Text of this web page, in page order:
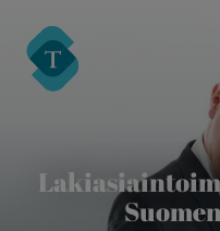
Turre Legal